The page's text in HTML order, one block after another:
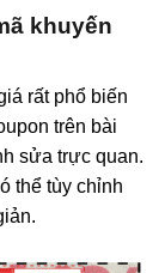
khuyến
rất phổ biến
trên bài
sửa trực quan.
thể tùy chỉnh